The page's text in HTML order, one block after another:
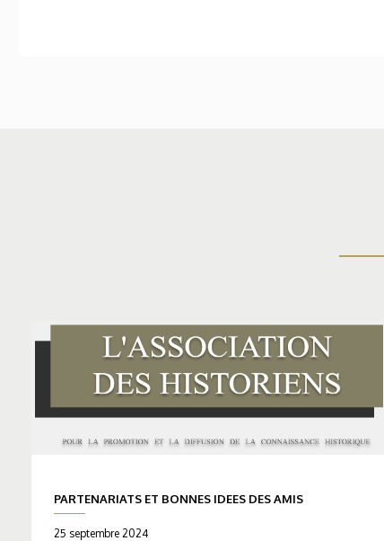
PARTENARIATS ET BONNES IDEES DES AMIS
25 septembre 2024